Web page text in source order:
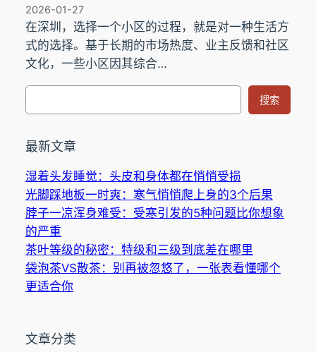
2026-01-27
在深圳，选择一个小区的过程，就是对一种生活方
式的选择。基于长期的市场热度、业主反馈和社区
文化，一些小区因其综合…
搜
搜索
最新文章
湿着头发睡觉：头皮和身体都在悄悄受损
光脚踩地板一时爽：寒气悄悄爬上身的3个后果
脖子一凉浑身难受：受寒引发的5种问题比你想象
的严重
茶叶等级的秘密：特级和三级到底差在哪里
袋泡茶VS散茶：别再被忽悠了，一张表看懂哪个
更适合你
文章分类